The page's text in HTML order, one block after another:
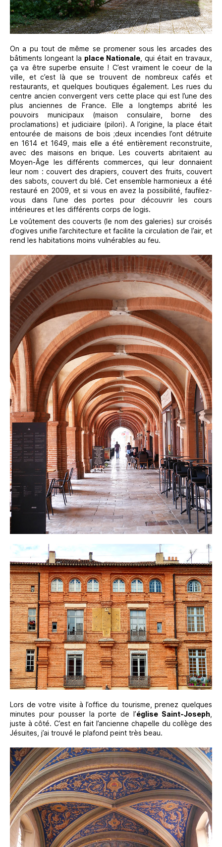
On a pu tout de même se promener sous les arcades des
bâtiments longeant la place Nationale , qui était en travaux,
ça va être superbe ensuite ! C’est vraiment le coeur de la
ville, et c’est là que se trouvent de nombreux cafés et
restaurants, et quelques boutiques également. Les rues du
centre ancien convergent vers cette place qui est l’une des
plus anciennes de France. Elle a longtemps abrité les
pouvoirs municipaux (maison consulaire, borne des
proclamations) et judiciaire (pilori). A l’origine, la place était
entourée de maisons de bois ;deux incendies l’ont détruite
en 1614 et 1649, mais elle a été entièrement reconstruite,
avec des maisons en brique. Les couverts abritaient au
Moyen-Âge les différents commerces, qui leur donnaient
leur nom : couvert des drapiers, couvert des fruits, couvert
des sabots, couvert du blé. Cet ensemble harmonieux a été
restauré en 2009, et si vous en avez la possibilité, faufilez-
vous dans l’une des portes pour découvrir les cours
intérieures et les différents corps de logis.
Le voûtement des couverts (le nom des galeries) sur croisés
d’ogives unifie l’architecture et facilite la circulation de l’air, et
rend les habitations moins vulnérables au feu.
Lors de votre visite à l’office du tourisme, prenez quelques
minutes pour pousser la porte de l’église Saint-Joseph
juste à côté. C’est en fait l’ancienne chapelle du collège des
Jésuites, j’ai trouvé le plafond peint très beau.